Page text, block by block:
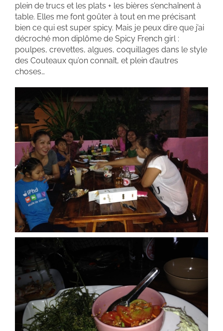
plein de trucs et les plats + les bières s’enchaînent à
table. Elles me font goûter à tout en me précisant
bien ce qui est super spicy. Mais je peux dire que j’ai
décroché mon diplôme de Spicy French girl :
poulpes, crevettes, algues, coquillages dans le style
des Couteaux qu’on connaît, et plein d’autres
choses…